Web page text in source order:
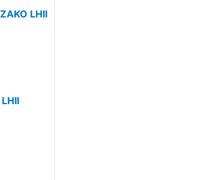
LHII